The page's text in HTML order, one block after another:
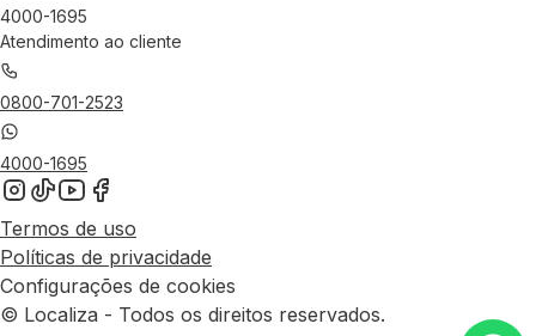
4000-1695
Atendimento ao cliente
0800-701-2523
4000-1695
Termos de uso
Políticas de privacidade
Configurações de cookies
© Localiza - Todos os direitos reservados.